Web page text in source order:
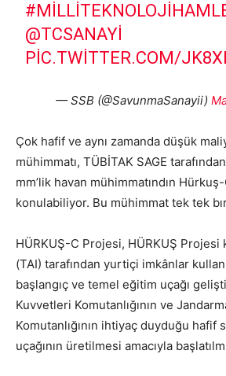
@TCSANAYI
PIC.TWITTER.COM/
— SSB (@SavunmaSanayii)
Çok hafif ve aynı zamanda düşük
mühimmatı, TÜBİTAK SAGE
mm’lik havan mühimmatındın
konulabiliyor. Bu mühimmat tek tek
HÜRKUŞ-C Projesi, HÜRKUŞ Projesi
(TAI) tarafından yurtiçi imkânlar
başlangıç ve temel eğitim uçağı
Kuvvetleri Komutanlığının ve
Komutanlığının ihtiyaç duyduğu hafif
uçağının üretilmesi amacıyla